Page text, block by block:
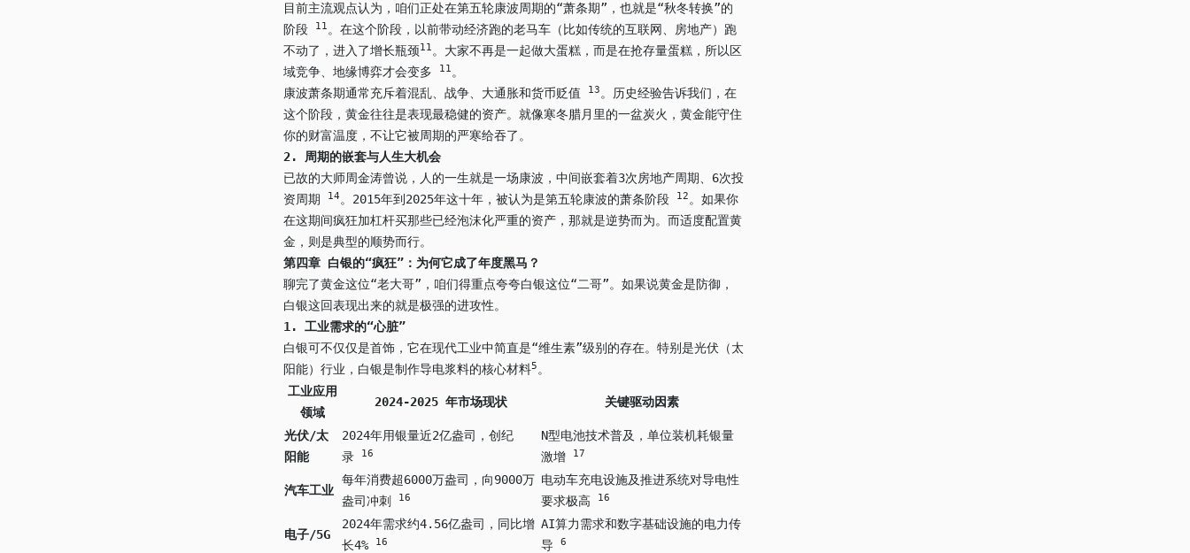
目前主流观点认为，咱们正处在第五轮康波周期的“萧条期”，也就是“秋冬转换”的
阶段
11 。在这个阶段，以前带动经济跑的老马车（比如传统的互联网、房地产）跑
不动了，进入了增长瓶颈11 。大家不再是一起做大蛋糕，而是在抢存量蛋糕，所以区
域竞争、地缘博弈才会变多
11 。
康波萧条期通常充斥着混乱、战争、大通胀和货币贬值
13 。历史经验告诉我们，在
这个阶段，黄金往往是表现最稳健的资产。就像寒冬腊月里的一盆炭火，黄金能守住
你的财富温度，不让它被周期的严寒给吞了。
2.
周期的嵌套与人生大机会
已故的大师周金涛曾说，人的一生就是一场康波，中间嵌套着3次房地产周期、6次投
资周期
14 。2015年到2025年这十年，被认为是第五轮康波的萧条阶段 12 。如果你
在这期间疯狂加杠杆买那些已经泡沫化严重的资产，那就是逆势而为。而适度配置黄
金，则是典型的顺势而行。
第四章 白银的“疯狂”：为何它成了年度黑马？
聊完了黄金这位“老大哥”，咱们得重点夸夸白银这位“二哥”。如果说黄金是防御，
白银这回表现出来的就是极强的进攻性。
1.
工业需求的“心脏”
白银可不仅仅是首饰，它在现代工业中简直是“维生素”级别的存在。特别是光伏（太
阳能）行业，白银是制作导电浆料的核心材料5 。
工业应用
领域
2024-2025 年市场现状 关键驱动因素
光伏/太
阳能
2024年用银量近2亿盎司，创纪
录
16
N型电池技术普及，单位装机耗银量
激增
17
汽车工业
每年消费超6000万盎司，向9000万
盎司冲刺
16
电动车充电设施及推进系统对导电性
要求极高
16
电子/5G
2024年需求约4.56亿盎司，同比增
长4%
16
AI算力需求和数字基础设施的电力传
导
6